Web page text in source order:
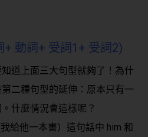
+ 動詞+ 受詞1+ 受詞2)
道上面三大句型就夠了！為什
二種句型的延伸：原本只有一
什麼情況會這樣呢？
給他一本書）這句話中 him 和